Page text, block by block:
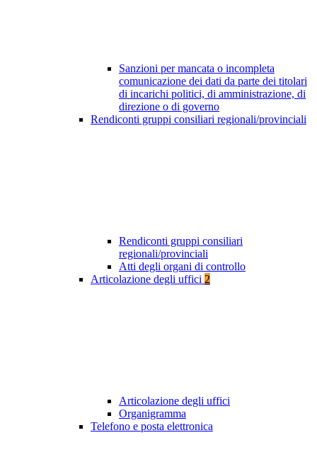
Sanzioni per mancata o incompleta
comunicazione dei dati da parte dei titolari
di incarichi politici, di amministrazione, di
direzione o di governo
Rendiconti gruppi consiliari regionali/provinciali
Rendiconti gruppi consiliari
regionali/provinciali
Atti degli organi di controllo
Articolazione degli uffici 2
Articolazione degli uffici
Organigramma
Telefono e posta elettronica